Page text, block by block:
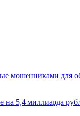
мошенниками для
5,4 миллиарда